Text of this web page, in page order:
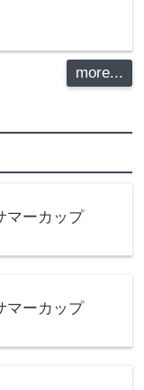
more...
マーカップ
マーカップ